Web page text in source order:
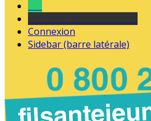
Connexion
Sidebar (barre latérale)